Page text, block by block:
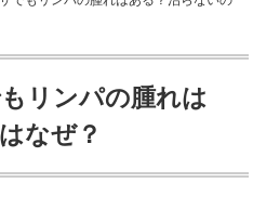
リンパの腫れは
なぜ？